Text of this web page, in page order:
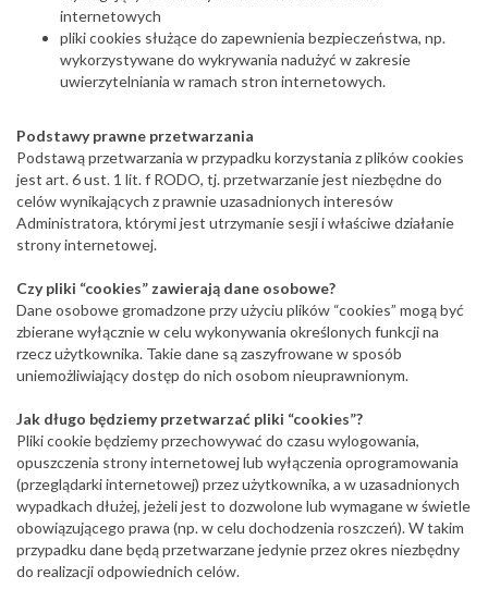
internetowych
pliki cookies służące do zapewnienia bezpieczeństwa, np.
wykorzystywane do wykrywania nadużyć w zakresie
uwierzytelniania w ramach stron internetowych.
Podstawy prawne przetwarzania
Podstawą przetwarzania w przypadku korzystania z plików cookies
jest art. 6 ust. 1 lit. f RODO, tj. przetwarzanie jest niezbędne do
celów wynikających z prawnie uzasadnionych interesów
Administratora, którymi jest utrzymanie sesji i właściwe działanie
strony internetowej.
Czy pliki “cookies” zawierają dane osobowe?
Dane osobowe gromadzone przy użyciu plików “cookies” mogą być
zbierane wyłącznie w celu wykonywania określonych funkcji na
rzecz użytkownika. Takie dane są zaszyfrowane w sposób
uniemożliwiający dostęp do nich osobom nieuprawnionym.
Jak długo będziemy przetwarzać pliki “cookies”?
Pliki cookie będziemy przechowywać do czasu wylogowania,
opuszczenia strony internetowej lub wyłączenia oprogramowania
(przeglądarki internetowej) przez użytkownika, a w uzasadnionych
wypadkach dłużej, jeżeli jest to dozwolone lub wymagane w świetle
obowiązującego prawa (np. w celu dochodzenia roszczeń). W takim
przypadku dane będą przetwarzane jedynie przez okres niezbędny
do realizacji odpowiednich celów.